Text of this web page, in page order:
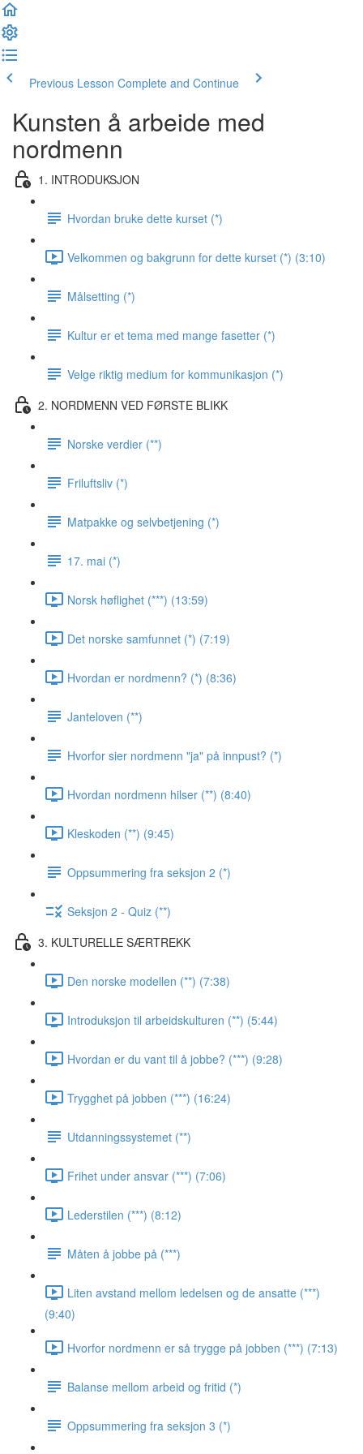
Previous Lesson Complete and Continue
Kunsten å arbeide med
nordmenn
1. INTRODUKSJON
Hvordan bruke dette kurset (*)
Velkommen og bakgrunn for dette kurset (*) (3:10)
Målsetting (*)
Kultur er et tema med mange fasetter (*)
Velge riktig medium for kommunikasjon (*)
2. NORDMENN VED FØRSTE BLIKK
Norske verdier (**)
Friluftsliv (*)
Matpakke og selvbetjening (*)
17. mai (*)
Norsk høflighet (***) (13:59)
Det norske samfunnet (*) (7:19)
Hvordan er nordmenn? (*) (8:36)
Janteloven (**)
Hvorfor sier nordmenn "ja" på innpust? (*)
Hvordan nordmenn hilser (**) (8:40)
Kleskoden (**) (9:45)
Oppsummering fra seksjon 2 (*)
Seksjon 2 - Quiz (**)
3. KULTURELLE SÆRTREKK
Den norske modellen (**) (7:38)
Introduksjon til arbeidskulturen (**) (5:44)
Hvordan er du vant til å jobbe? (***) (9:28)
Trygghet på jobben (***) (16:24)
Utdanningssystemet (**)
Frihet under ansvar (***) (7:06)
Lederstilen (***) (8:12)
Måten å jobbe på (***)
Liten avstand mellom ledelsen og de ansatte (***)
(9:40)
Hvorfor nordmenn er så trygge på jobben (***) (7:13)
Balanse mellom arbeid og fritid (*)
Oppsummering fra seksjon 3 (*)